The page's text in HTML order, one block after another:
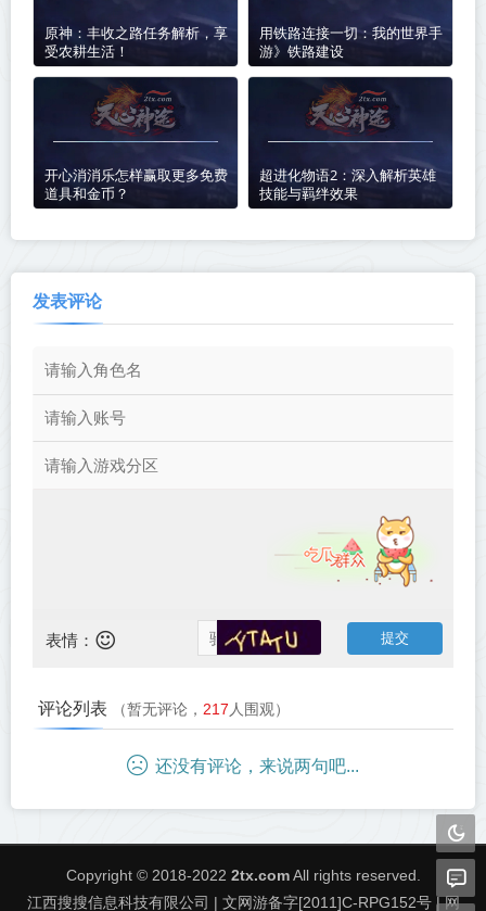
原神：丰收之路任务解析，享
受农耕生活！
用铁路连接一切：我的世界手
游》铁路建设
开心消消乐怎样赢取更多免费
道具和金币？
超进化物语2：深入解析英雄
技能与羁绊效果
发表评论
表情：
评论列表 （暂无评论， 217 人围观）
还没有评论，来说两句吧...
Copyright © 2018-2022 2tx.comAll rights reserved.
江西搜搜信息科技有限公司 | 文网游备字[2011]C-RPG152号 | 网